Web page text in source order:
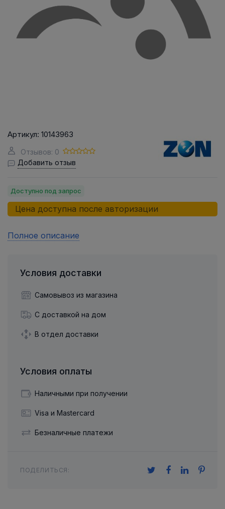
Артикул: 10143963
Отзывов: 0
Добавить отзыв
Доступно под запрос
Цена доступна после авторизации
Полное описание
Условия доставки
Самовывоз из магазина
С доставкой на дом
В отдел доставки
Условия оплаты
Наличными при получении
Visa и Mastercard
Безналичные платежи
ПОДЕЛИТЬСЯ: